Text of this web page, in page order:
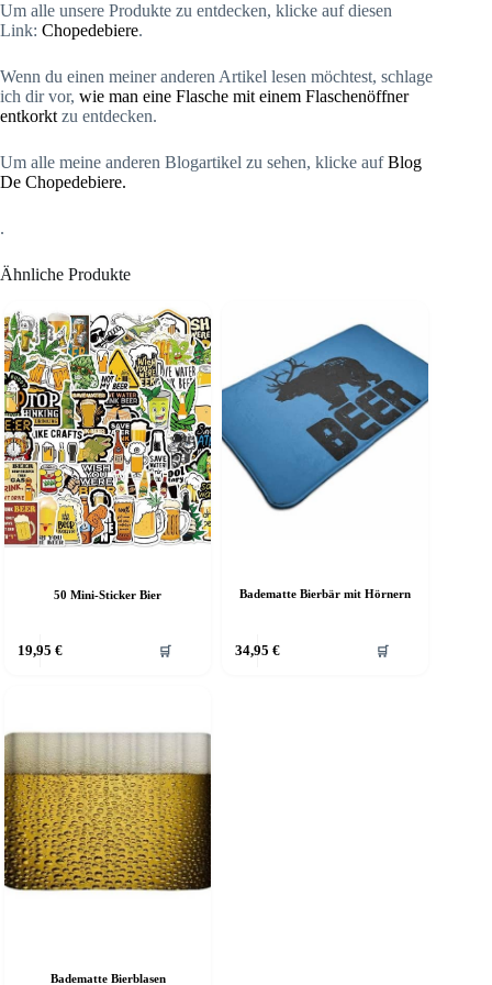
Um alle unsere Produkte zu entdecken, klicke auf diesen
Link: Chopedebiere.
Wenn du einen meiner anderen Artikel lesen möchtest, schlage
ich dir vor, wie man eine Flasche mit einem Flaschenöffner
entkorktzu entdecken.
Um alle meine anderen Blogartikel zu sehen, klicke aufBlog
De Chopedebiere.
.
Ähnliche Produkte
50 Mini-Sticker Bier
19,95 € 🛒
Badematte Bierbär mit Hörnern
34,95 € 🛒
Produkt
auf.
Optionen
auf
der
Produktseite
werden
Badematte Bierblasen